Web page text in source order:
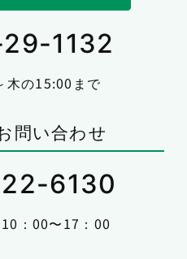
1132
木の15:00まで
問い合わせ
6130
：00〜17：00